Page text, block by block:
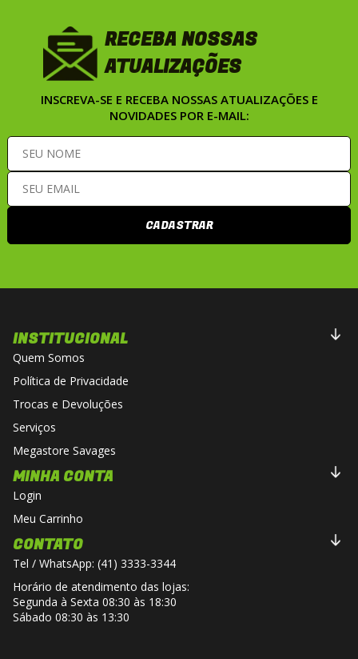
RECEBA NOSSAS
ATUALIZAÇÕES
INSCREVA-SE E RECEBA NOSSAS ATUALIZAÇÕES E
NOVIDADES POR E-MAIL:
CADASTRAR
INSTITUCIONAL
Quem Somos
Política de Privacidade
Trocas e Devoluções
Serviços
Megastore Savages
MINHA CONTA
Login
Meu Carrinho
CONTATO
Tel / WhatsApp: (41) 3333-3344
Horário de atendimento das lojas:
Segunda à Sexta 08:30 às 18:30
Sábado 08:30 às 13:30